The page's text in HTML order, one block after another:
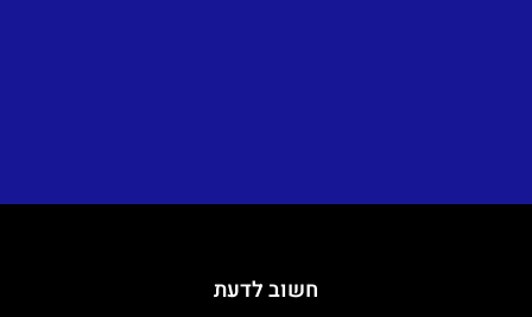
חשוב לדעת